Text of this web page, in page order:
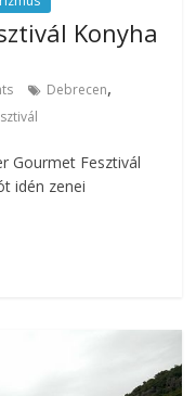
Konyha
Debrecen,
Gourmet Fesztivál
idén zenei